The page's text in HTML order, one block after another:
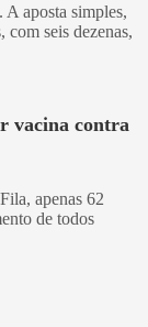
A aposta simples,
com seis dezenas,
vacina contra
apenas 62
de todos